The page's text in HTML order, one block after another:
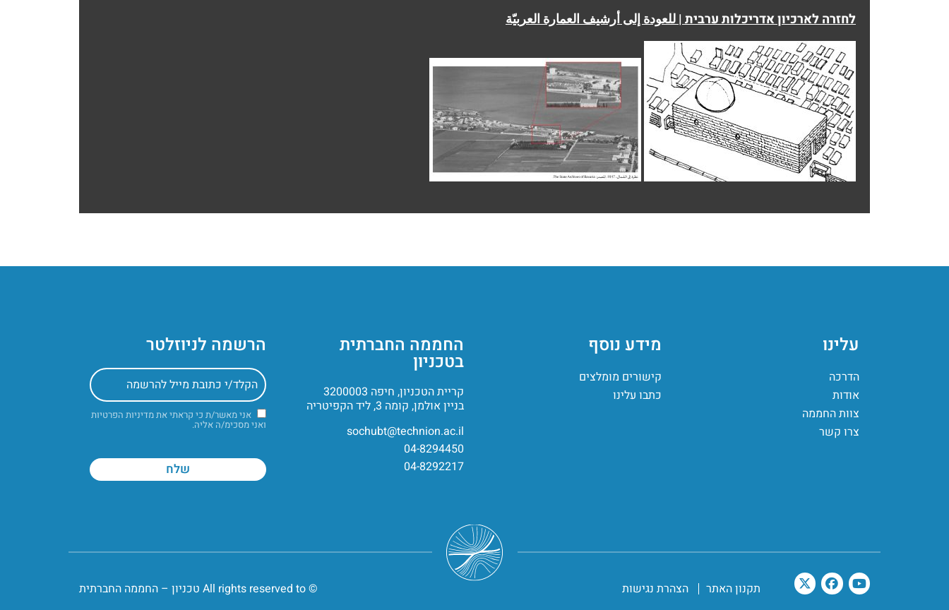
לחזרה לארכיון אדריכלות ערבית | للعودة إلى أرشيف العمارة العربيّة
עלינו
הדרכה
אודות
צוות החממה
צרו קשר
מידע נוסף
קישורים מומלצים
כתבו עלינו
החממה החברתית
בטכניון
קריית הטכניון, חיפה 3200003
בניין אולמן, קומה 3, ליד הקפיטריה
sochubt@technion.ac.il
04-8294450
04-8292217
הרשמה לניוזלטר
אני מאשר/ת כי קראתי אתמדיניות הפרטיות
ואני מסכימ/ה אליה.
תקנון האתר הצהרת נגישות © All rights reserved to טכניון – החממה החברתית